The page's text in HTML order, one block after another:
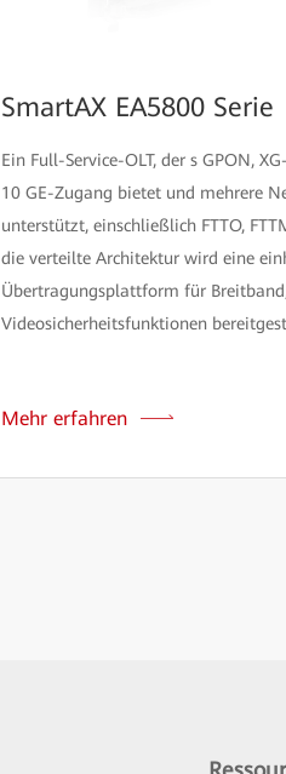
SmartAX EA5800 Serie
Ein Full-Service-OLT, der s GPON,
10 GE-Zugang bietet und mehrere
unterstützt, einschließlich FTTO,
die verteilte Architektur wird eine
Übertragungsplattform für
Videosicherheitsfunktionen
Mehr erfahren